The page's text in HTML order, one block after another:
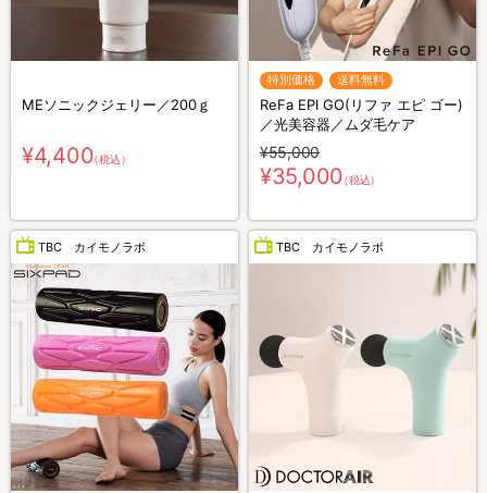
MEソニックジェリー／200ｇ
¥4,400（税込）
特別価格 送料無料
ReFa EPI GO(リファ エピ ゴー)
／光美容器／ムダ毛ケア
¥55,000
¥35,000（税込）
TBC カイモノラボ TBC カイモノラボ